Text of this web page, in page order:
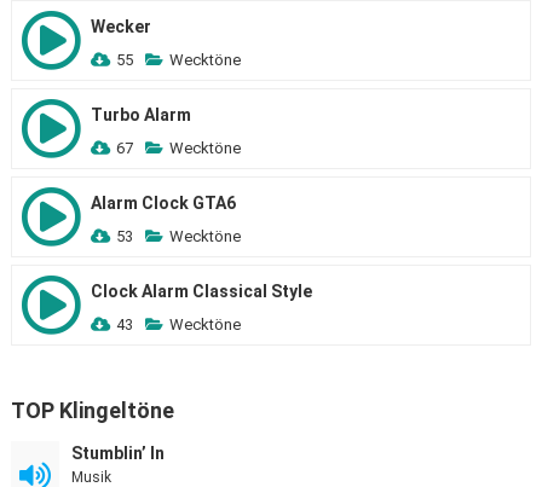
Wecker
55 Wecktöne
Turbo Alarm
67 Wecktöne
Alarm Clock GTA6
53 Wecktöne
Clock Alarm Classical Style
43 Wecktöne
TOP Klingeltöne
Stumblin’ In
Musik